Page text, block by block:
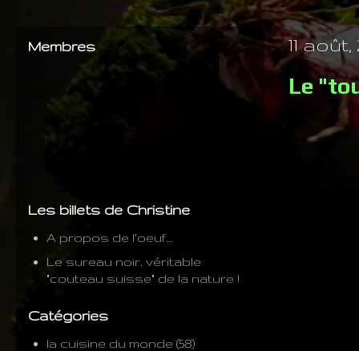
11 août,
Le
Membres
Les billets de Christine
A propos de l'oeuf...
Le sureau noir, véritable
"couteau suisse" de la nature !
Catégories
la cuisine du monde (58)